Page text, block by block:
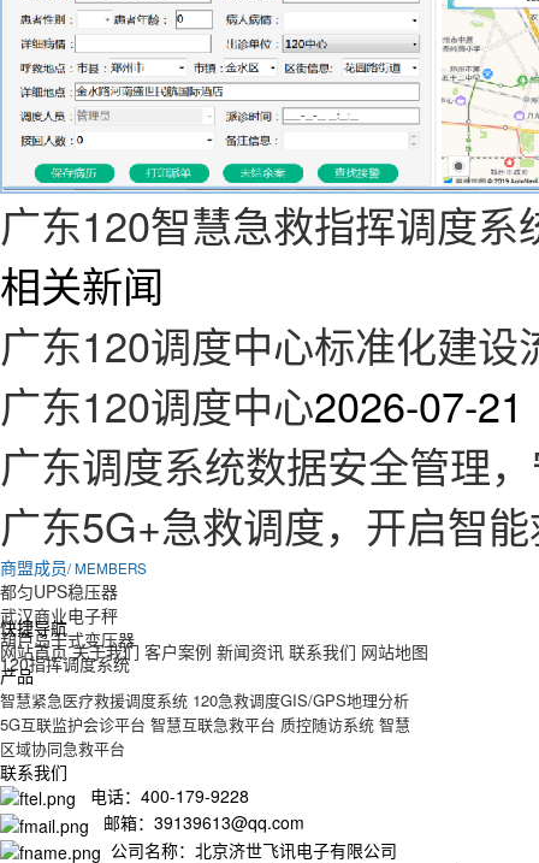
广东120智慧急救指挥调度系
相关新闻
广东120调度中心标准化建
广东120调度中心2026-07-21
广东调度系统数据安全管理
广东5G+急救调度，开启智
商盟成员/ MEMBERS
都匀UPS稳压器
武汉商业电子秤
葫芦岛干式变压器
120指挥调度系统
快捷导航
网站首页 关于我们 客户案例 新闻资讯 联系我们 网站地图
产品
智慧紧急医疗救援调度系统 120急救调度GIS/GPS地理分析
5G互联监护会诊平台 智慧互联急救平台 质控随访系统 智慧
区域协同急救平台
联系我们
电话：400-179-9228
邮箱：39139613@qq.com
公司名称：北京济世飞讯电子有限公司